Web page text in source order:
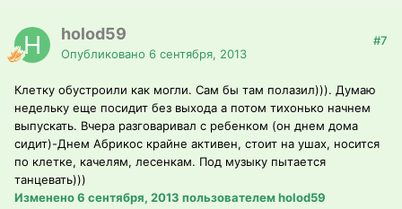
holod59
Опубликовано 6 сентября, 2013
#7
Клетку обустроили как могли. Сам бы там полазил))). Думаю
недельку еще посидит без выхода а потом тихонько начнем
выпускать. Вчера разговаривал с ребенком (он днем дома
сидит)-Днем Абрикос крайне активен, стоит на ушах, носится
по клетке, качелям, лесенкам. Под музыку пытается
танцевать)))
Изменено6 сентября, 2013 пользователем holod59